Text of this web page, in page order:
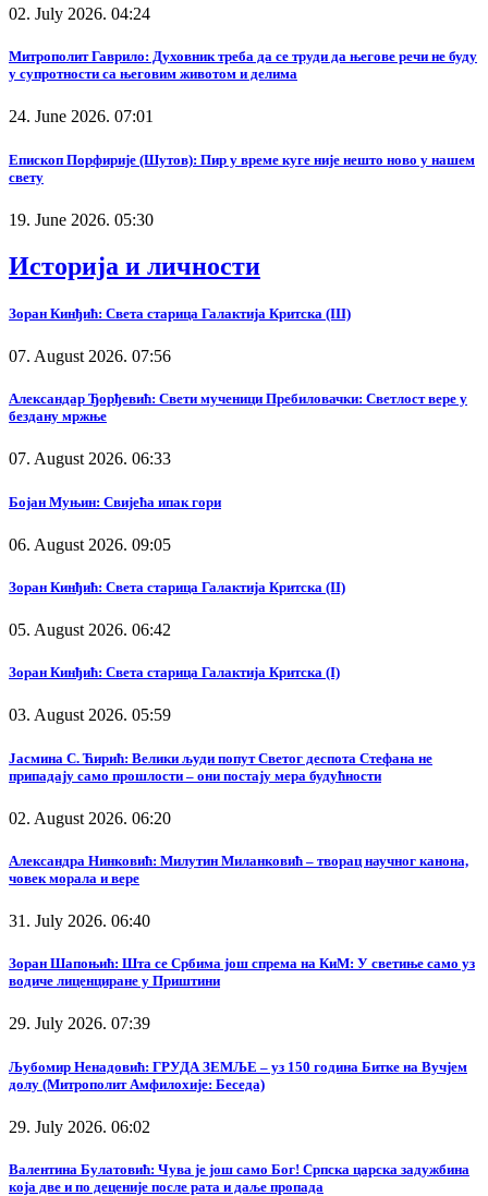
02. July 2026. 04:24
Митрополит Гаврило: Духовник треба да се труди да његове речи не буду
у супротности са његовим животом и делима
24. June 2026. 07:01
Епископ Порфирије (Шутов): Пир у време куге није нешто ново у нашем
свету
19. June 2026. 05:30
Историја и личности
Зоран Кинђић: Света старица Галактија Критска (III)
07. August 2026. 07:56
Александар Ђорђевић: Свети мученици Пребиловачки: Светлост вере у
бездану мржње
07. August 2026. 06:33
Бојан Муњин: Свијећа ипак гори
06. August 2026. 09:05
Зоран Кинђић: Света старица Галактија Критска (II)
05. August 2026. 06:42
Зоран Кинђић: Света старица Галактија Критска (I)
03. August 2026. 05:59
Јасмина С. Ћирић: Велики људи попут Светог деспота Стефана не
припадају само прошлости – они постају мера будућности
02. August 2026. 06:20
Александра Нинковић: Милутин Миланковић – творац научног канона,
човек морала и вере
31. July 2026. 06:40
Зоран Шапоњић: Шта се Србима још спрема на КиМ: У светиње само уз
водиче лиценциране у Приштини
29. July 2026. 07:39
Љубомир Ненадовић: ГРУДА ЗЕМЉЕ – уз 150 година Битке на Вучјем
долу (Митрополит Амфилохије: Беседа)
29. July 2026. 06:02
Валентина Булатовић: Чува је још само Бог! Српска царска задужбина
која две и по деценије после рата и даље пропада